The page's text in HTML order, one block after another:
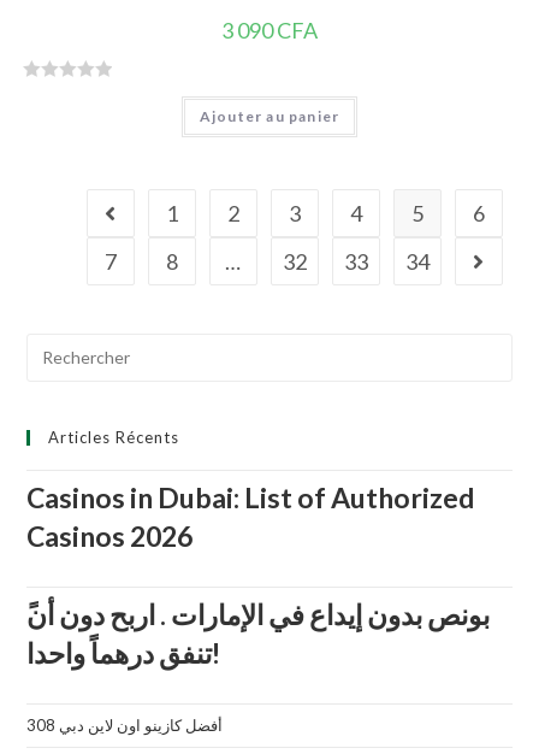
3 090CFA
Ajouter au panier
1 2 3 4 5
6
7
8 … 32 33 34
Search
Articles Récents
Casinos in Dubai: List of Authorized
Casinos 2026
تنفق درهماً واحدا!
أفضل كازينو اون لاين دبي 308